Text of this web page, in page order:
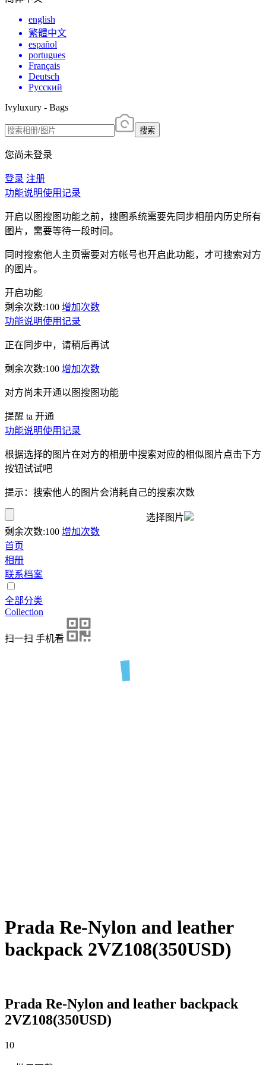
english
繁體中文
español
portugues
Français
Deutsch
Русский
Ivyluxury - Bags
搜索
您尚未登录
登录 注册
功能说明使用记录
开启以图搜图功能之前，搜图系统需要先同步相册内历史所有
图片，需要等待一段时间。
同时搜索他人主页需要对方帐号也开启此功能，才可搜索对方
的图片。
开启功能
剩余次数:100 增加次数
功能说明使用记录
正在同步中，请稍后再试
剩余次数:100 增加次数
对方尚未开通以图搜图功能
提醒 ta 开通
功能说明使用记录
根据选择的图片在对方的相册中搜索对应的相似图片点击下方
按钮试试吧
提示：搜索他人的图片会消耗自己的搜索次数
选择图片
剩余次数:100 增加次数
首页
相册
联系档案
全部分类
Collection
扫一扫 手机看
Prada Re-Nylon and leather
backpack 2VZ108(350USD)
Prada Re-Nylon and leather backpack
2VZ108(350USD)
10